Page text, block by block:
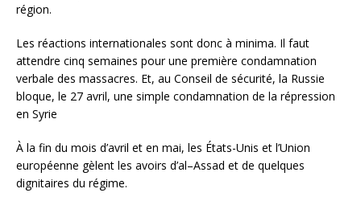
région.
Les réactions internationales sont donc à minima. Il faut
attendre cinq semaines pour une première condamnation
verbale des massacres. Et, au Conseil de sécurité, la Russie
bloque, le 27 avril, une simple condamnation de la répression
en Syrie
À la fin du mois d’avril et en mai, les États-Unis et l’Union
européenne gèlent les avoirs d’al–Assad et de quelques
dignitaires du régime.